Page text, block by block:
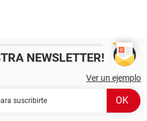
NEWSLETTER!
Ver un ejemplo